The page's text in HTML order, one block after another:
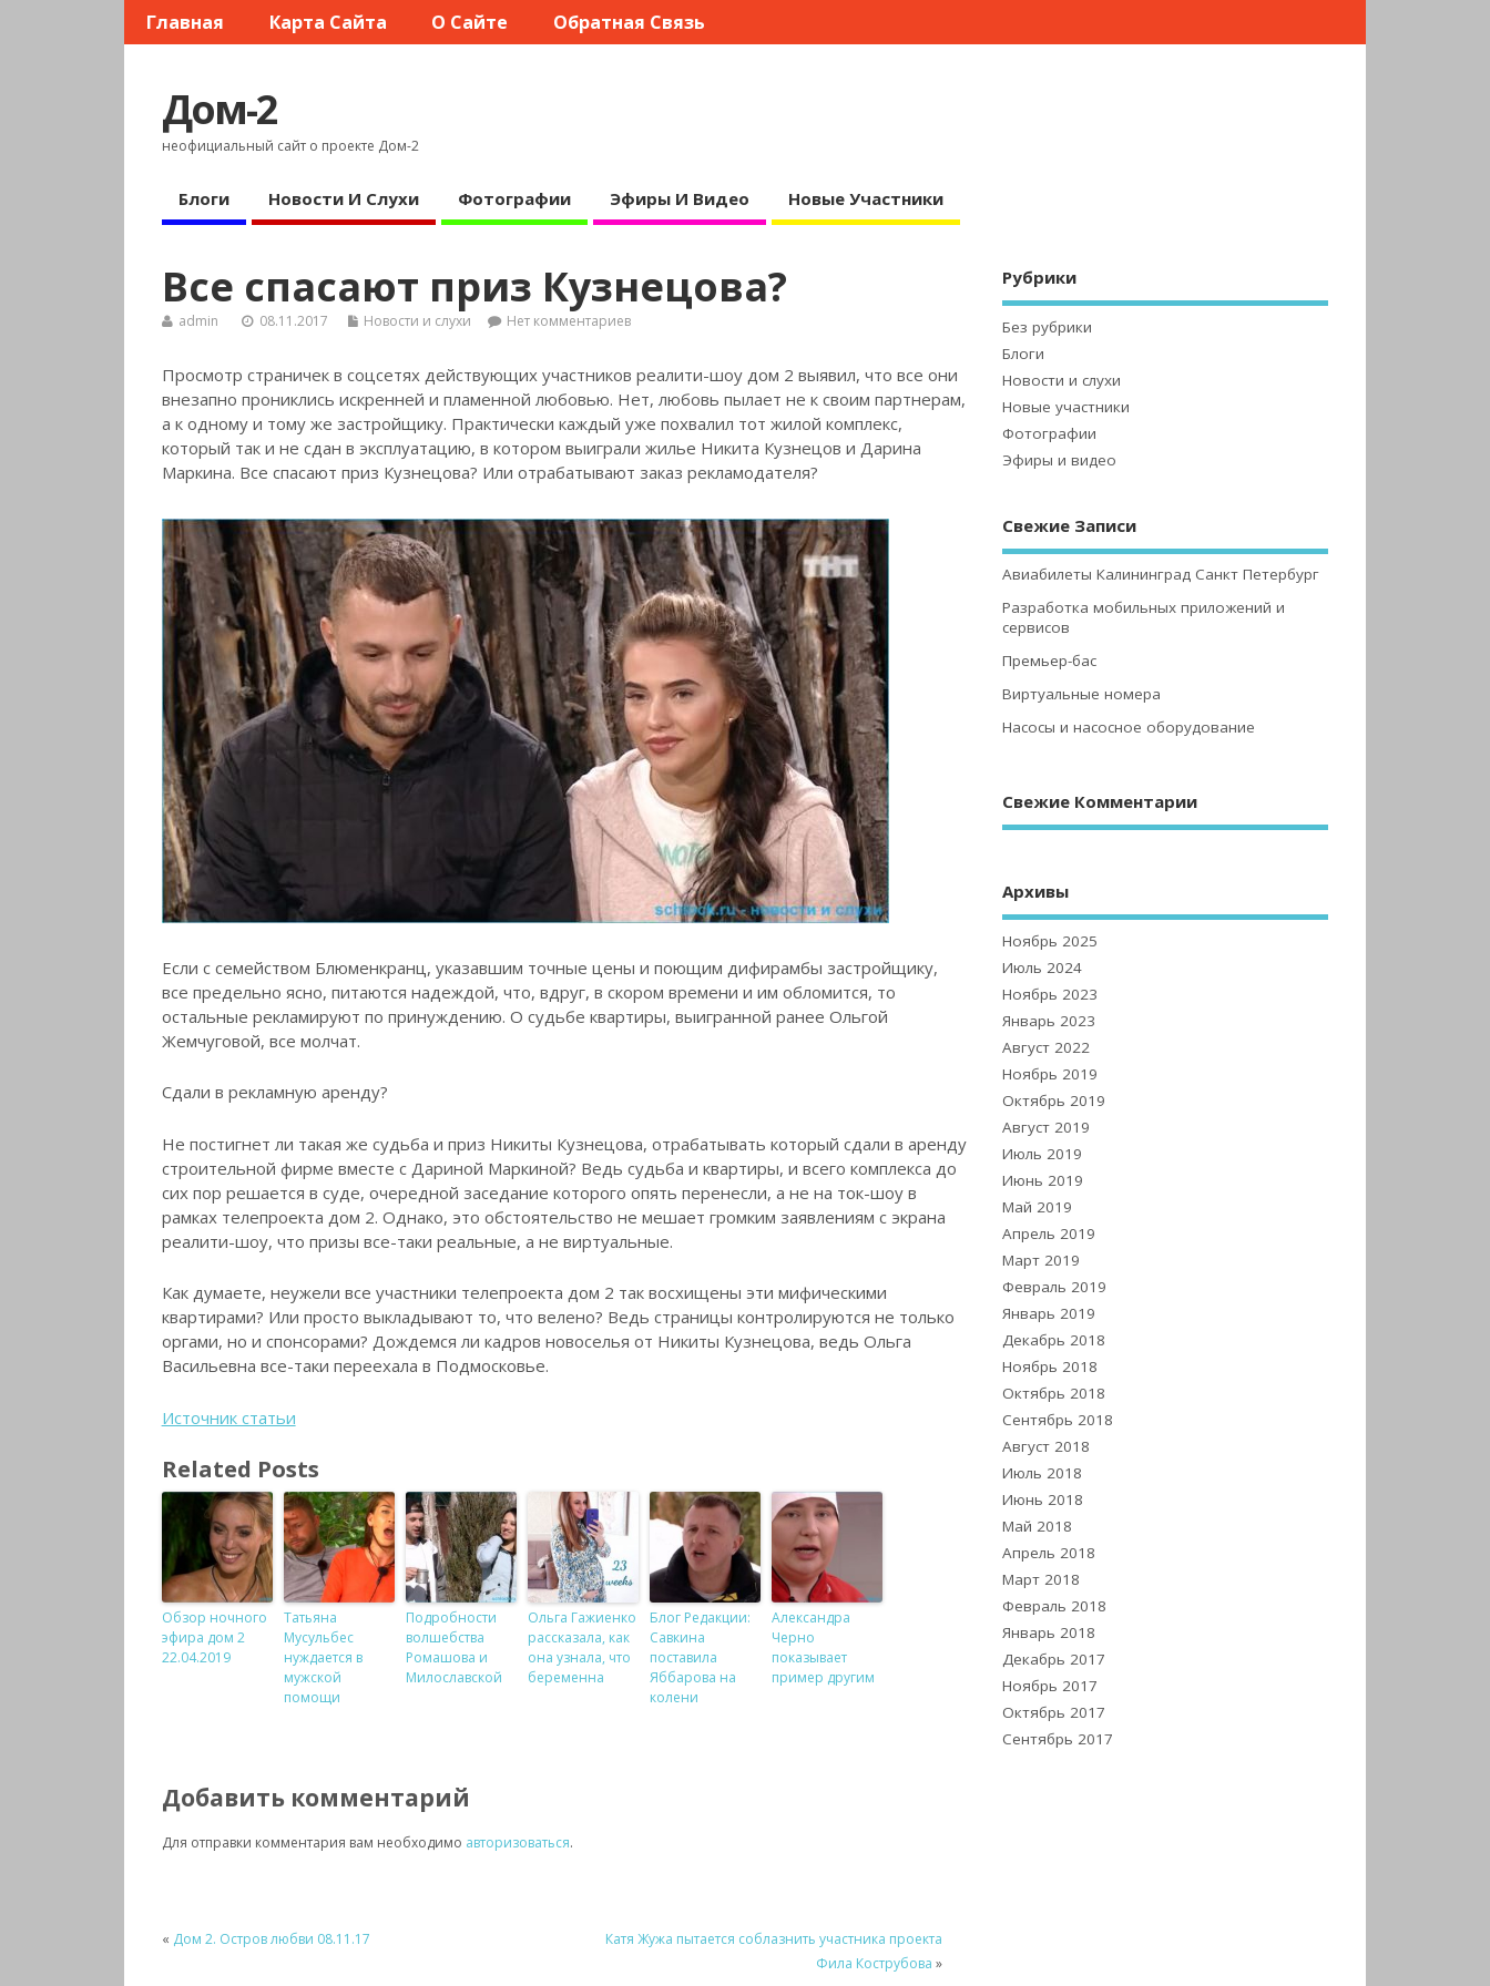
Главная Карта Сайта О Сайте Обратная Связь
Дом-2
неофициальный сайт о проекте Дом-2
Блоги Новости И Слухи Фотографии Эфиры И Видео Новые Участники
Все спасают приз Кузнецова?
admin 08.11.2017 Новости и слухи Нет комментариев
Просмотр страничек в соцсетях действующих участников реалити-шоу дом 2 выявил, что все они
внезапно прониклись искренней и пламеннойлюбовью. Нет, любовь пылает не к своим партнерам,
а к одному и тому же застройщику. Практически каждый уже похвалил тот жилой комплекс,
который так и не сдан в эксплуатацию, в котором выиграли жилье Никита Кузнецов и Дарина
Маркина. Все спасают приз Кузнецова? Или отрабатывают заказ рекламодателя?
Если с семейством Блюменкранц, указавшим точные цены и поющим дифирамбы застройщику,
все предельно ясно, питаются надеждой, что, вдруг, в скором времени и им обломится, то
остальные рекламируют по принуждению. О судьбе квартиры, выигранной ранее Ольгой
Жемчуговой, все молчат.
Сдали в рекламную аренду?
Не постигнет ли такая же судьба и приз Никиты Кузнецова, отрабатывать который сдали в аренду
строительной фирме вместе с Дариной Маркиной? Ведь судьба и квартиры, и всего комплекса до
сих пор решается в суде, очередной заседание которого опять перенесли, а не на ток-шоу в
рамках телепроекта дом 2. Однако, это обстоятельство не мешает громким заявлениям с экрана
реалити-шоу, что призы все-таки реальные, а не виртуальные.
Как думаете, неужели все участники телепроекта дом 2 так восхищены эти мифическими
квартирами? Или просто выкладывают то, что велено? Ведь страницы контролируются не только
оргами, но и спонсорами? Дождемся ли кадров новоселья от Никиты Кузнецова, ведь Ольга
Васильевна все-таки переехала в Подмосковье.
Источник статьи
Related Posts
Обзор ночного
эфира дом 2
22.04.2019
Татьяна
Мусульбес
нуждается в
мужской
помощи
Подробности
волшебства
Ромашова и
Милославской
Ольга Гажиенко
рассказала, как
она узнала, что
беременна
Блог Редакции:
Савкина
поставила
Яббарова на
колени
Александра
Черно
показывает
пример другим
Добавить комментарий
Для отправки комментария вам необходимо авторизоваться.
« Дом 2. Остров любви 08.11.17
Катя Жужа пытается соблазнить участника проекта
Фила Кострубова »
Рубрики
Без рубрики
Блоги
Новости и слухи
Новые участники
Фотографии
Эфиры и видео
Свежие Записи
Авиабилеты Калининград Санкт Петербург
Разработка мобильных приложений и
сервисов
Премьер-бас
Виртуальные номера
Насосы и насосное оборудование
Свежие Комментарии
Архивы
Ноябрь 2025
Июль 2024
Ноябрь 2023
Январь 2023
Август 2022
Ноябрь 2019
Октябрь 2019
Август 2019
Июль 2019
Июнь 2019
Май 2019
Апрель 2019
Март 2019
Февраль 2019
Январь 2019
Декабрь 2018
Ноябрь 2018
Октябрь 2018
Сентябрь 2018
Август 2018
Июль 2018
Июнь 2018
Май 2018
Апрель 2018
Март 2018
Февраль 2018
Январь 2018
Декабрь 2017
Ноябрь 2017
Октябрь 2017
Сентябрь 2017